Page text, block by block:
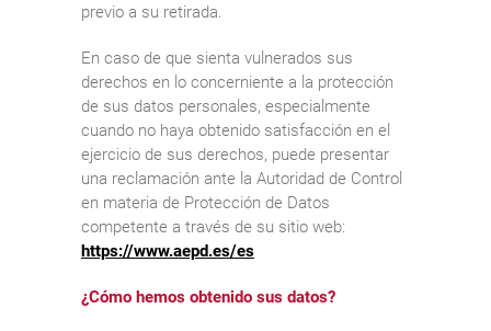
previo a su retirada.
En caso de que sienta vulnerados sus
derechos en lo concerniente a la protección
de sus datos personales, especialmente
cuando no haya obtenido satisfacción en el
ejercicio de sus derechos, puede presentar
una reclamación ante la Autoridad de Control
en materia de Protección de Datos
competente a través de su sitio web:
https://www.aepd.es/es
¿Cómo hemos obtenido sus datos?